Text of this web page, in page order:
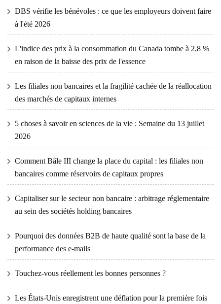
DBS vérifie les bénévoles : ce que les employeurs doivent faire
à l'été 2026
L'indice des prix à la consommation du Canada tombe à 2,8 %
en raison de la baisse des prix de l'essence
Les filiales non bancaires et la fragilité cachée de la réallocation
des marchés de capitaux internes
5 choses à savoir en sciences de la vie : Semaine du 13 juillet
2026
Comment Bâle III change la place du capital : les filiales non
bancaires comme réservoirs de capitaux propres
Capitaliser sur le secteur non bancaire : arbitrage réglementaire
au sein des sociétés holding bancaires
Pourquoi des données B2B de haute qualité sont la base de la
performance des e-mails
Touchez-vous réellement les bonnes personnes ?
Les États-Unis enregistrent une déflation pour la première fois